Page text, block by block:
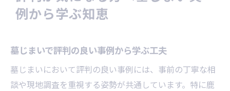
例から学ぶ知恵
墓じまいで評判の良い事例から学ぶ工夫
墓じまいにおいて評判の良い事例には、事前の丁寧な相
談や現地調査を重視する姿勢が共通しています。特に鹿